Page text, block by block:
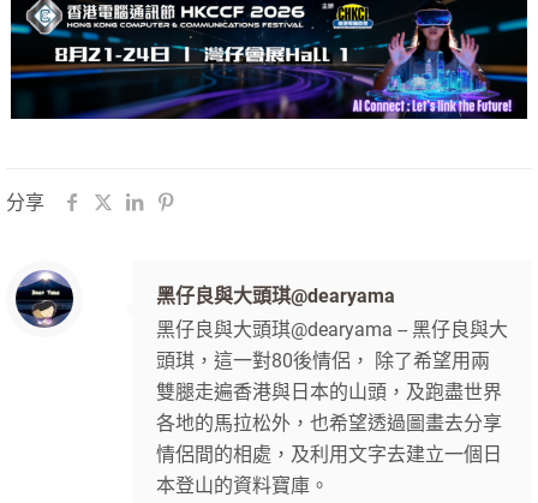
分享
黑仔良與大頭琪@dearyama
黑仔良與大頭琪@dearyama -- 黑仔良與大
頭琪，這一對80後情侶， 除了希望用兩
雙腿走遍香港與日本的山頭，及跑盡世界
各地的馬拉松外，也希望透過圖畫去分享
情侶間的相處，及利用文字去建立一個日
本登山的資料寶庫。